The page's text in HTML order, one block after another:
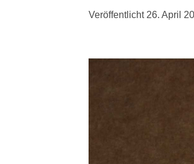
Veröffentlicht 26. April